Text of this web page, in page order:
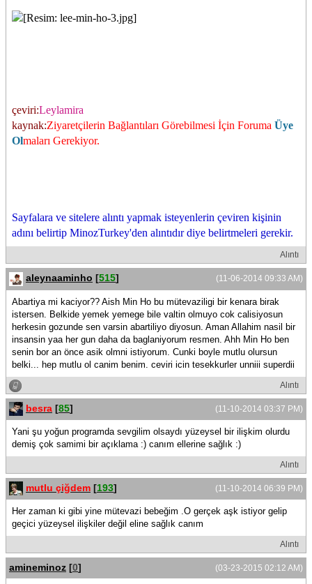
çeviri:Leylamira
kaynak:Ziyaretçilerin Bağlantıları Görebilmesi İçin Foruma Üye
Olmaları Gerekiyor.
Sayfalara ve sitelere alıntı yapmak isteyenlerin çeviren kişinin
adını belirtip MinozTurkey'den alıntıdır diye belirtmeleri gerekir.
Alıntı
(11-06-2014 09:33 AM)
aleynaaminho [515]
Abartiya mi kaciyor?? Aish Min Ho bu mütevaziligi bir kenara birak
istersen. Belkide yemek yemege bile valtin olmuyo cok calisiyosun
herkesin gozunde sen varsin abartiliyo diyosun. Aman Allahim nasil bir
insansin yaa her gun daha da baglaniyorum resmen. Ahh Min Ho ben
senin bor an önce asik olmni istiyorum. Cunki boyle mutlu olursun
belki... hep mutlu ol canim benim. ceviri icin tesekkurler unniii superdii
Alıntı
(11-10-2014 03:37 PM)
besra [85]
Yani şu yoğun programda sevgilim olsaydı yüzeysel bir ilişkim olurdu
demiş çok samimi bir açıklama :) canım ellerine sağlık :)
Alıntı
(11-10-2014 06:39 PM)
mutlu çiğdem [193]
Her zaman ki gibi yine mütevazi bebeğim .O gerçek aşk istiyor gelip
geçici yüzeysel ilişkiler değil eline sağlık canım
Alıntı
(03-23-2015 02:12 AM)
amineminoz [0]